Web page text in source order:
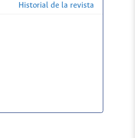
Historial de la revista